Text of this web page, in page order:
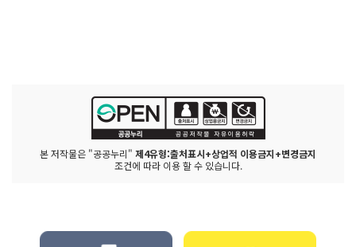
본 저작물은 "공공누리" 제4유형:출처표시+상업적 이용금지+변경금지
조건에 따라 이용 할 수 있습니다.